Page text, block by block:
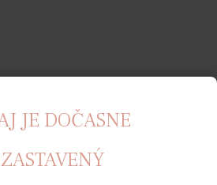
JE DOČASNE